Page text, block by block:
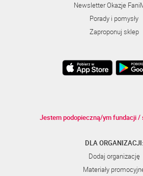
Newsletter Okazje
Porady i pomysły
Zaproponuj sklep
Jestem podopieczną/ym fundacji
DLA ORGANIZACJI:
Dodaj organizację
Materiały